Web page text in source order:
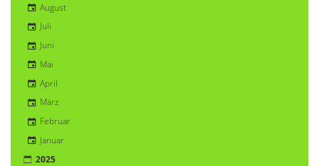
August
Juli
Juni
Mai
April
März
Februar
Januar
2025